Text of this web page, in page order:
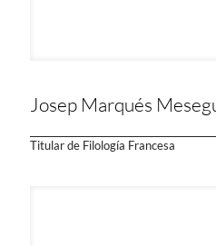
Josep Marqués
Titular de Filología Francesa